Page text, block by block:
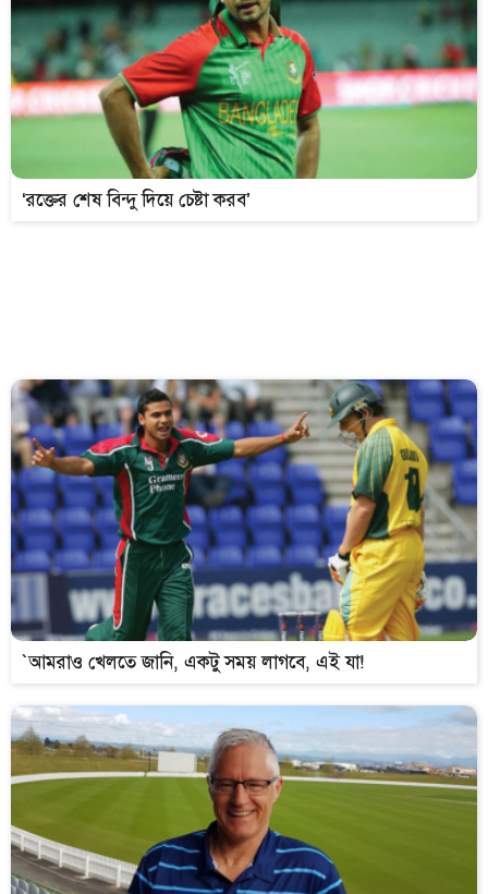
‘রক্তের শেষ বিন্দু দিয়ে চেষ্টা করব’
`আমরাও খেলতে জানি, একটু সময় লাগবে, এই যা!